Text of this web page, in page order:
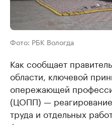
Фото: РБК Вологда
Как сообщает
области, ключевой
опережающей
(ЦОПП) —
труда и отдельных